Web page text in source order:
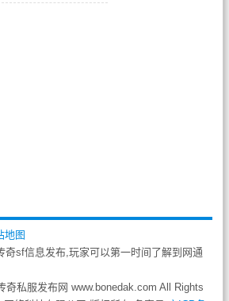
地图
奇sf信息发布,玩家可以第一时间了解到网通
奇私服发布网 www.bonedak.com All Rights